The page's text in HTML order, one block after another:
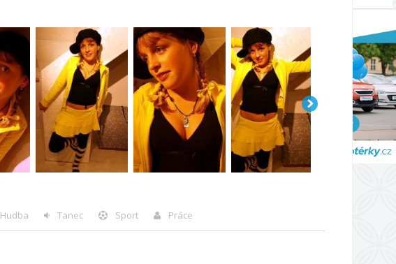
Hudba Tanec Sport Práce